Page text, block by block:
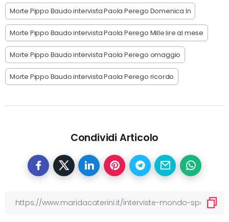
Morte Pippo Baudo intervista Paola Perego Domenica In
Morte Pippo Baudo intervista Paola Perego Mille lire al mese
Morte Pippo Baudo intervista Paola Perego omaggio
Morte Pippo Baudo intervista Paola Perego ricordo
Condividi Articolo